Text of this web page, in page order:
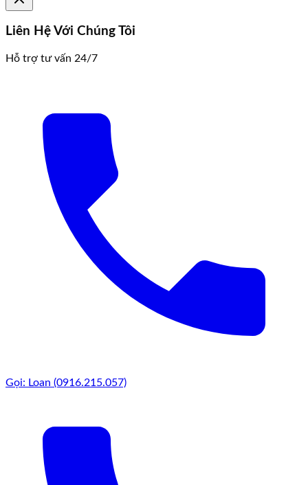
Liên Hệ Với Chúng Tôi
Hỗ trợ tư vấn 24/7
Gọi: Loan (0916.215.057)